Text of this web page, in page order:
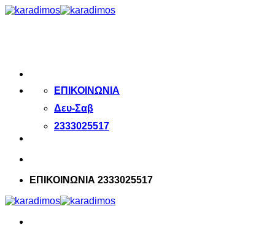
Μετάβαση
ΕΠΙΚΟΙΝΩΝΙΑ
Δευ-Σαβ
2333025517
ΕΠΙΚΟΙΝΩΝΙΑ 2333025517